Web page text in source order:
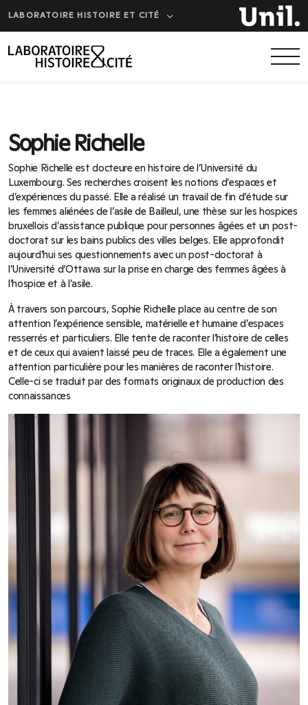
Sophie Richelle
Sophie Richelle est docteure en histoire de l’Université du
Luxembourg. Ses recherches croisent les notions d’espaces et
d’expériences du passé. Elle a réalisé un travail de fin d’étude sur
les femmes aliénées de l’asile de Bailleul, une thèse sur les hospices
bruxellois d’assistance publique pour personnes âgées et un post-
doctorat sur les bains publics des villes belges. Elle approfondit
aujourd’hui ses questionnements avec un post-doctorat à
l’Université d’Ottawa sur la prise en charge des femmes âgées à
l’hospice et à l’asile.
À travers son parcours, Sophie Richelle place au centre de son
attention l’expérience sensible, matérielle et humaine d’espaces
resserrés et particuliers. Elle tente de raconter l’histoire de celles
et de ceux qui avaient laissé peu de traces. Elle a également une
attention particulière pour les manières de raconter l’histoire.
Celle-ci se traduit par des formats originaux de production des
connaissances
LABORATOIRE HISTOIRE ET CITÉ